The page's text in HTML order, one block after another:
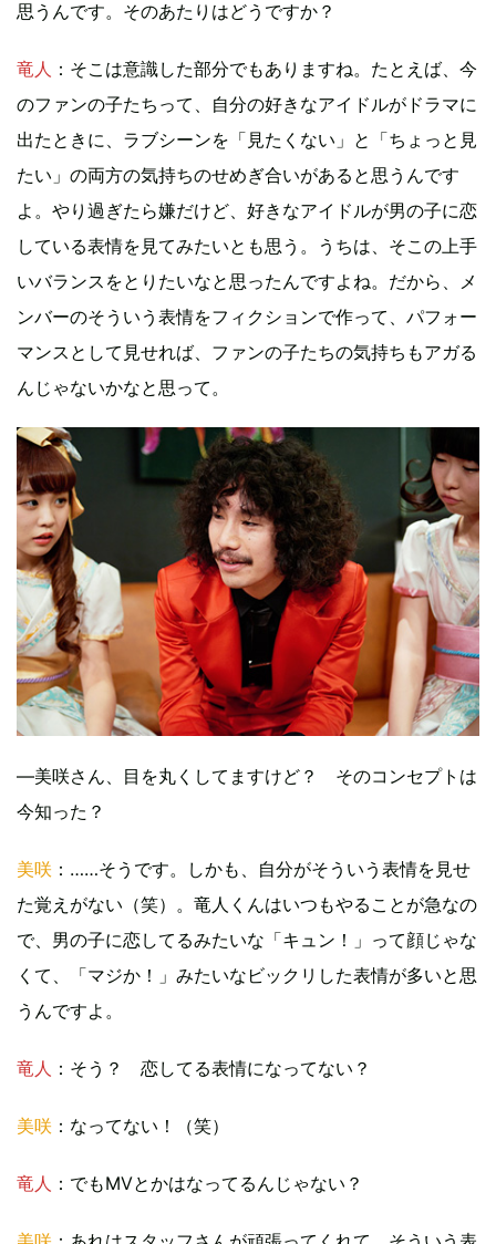
思うんです。そのあたりはどうですか？
竜人 ：そこは意識した部分でもありますね。たとえば、今
のファンの子たちって、自分の好きなアイドルがドラマに
出たときに、ラブシーンを「見たくない」と「ちょっと見
たい」の両方の気持ちのせめぎ合いがあると思うんです
よ。やり過ぎたら嫌だけど、好きなアイドルが男の子に恋
している表情を見てみたいとも思う。うちは、そこの上手
いバランスをとりたいなと思ったんですよね。だから、メ
ンバーのそういう表情をフィクションで作って、パフォー
マンスとして見せれば、ファンの子たちの気持ちもアガる
んじゃないかなと思って。
―美咲さん、目を丸くしてますけど？ そのコンセプトは
今知った？
美咲 ：……そうです。しかも、自分がそういう表情を見せ
た覚えがない（笑）。竜人くんはいつもやることが急なの
で、男の子に恋してるみたいな「キュン！」って顔じゃな
くて、「マジか！」みたいなビックリした表情が多いと思
うんですよ。
竜人 ：そう？ 恋してる表情になってない？
美咲 ：なってない！（笑）
竜人 ：でもMVとかはなってるんじゃない？